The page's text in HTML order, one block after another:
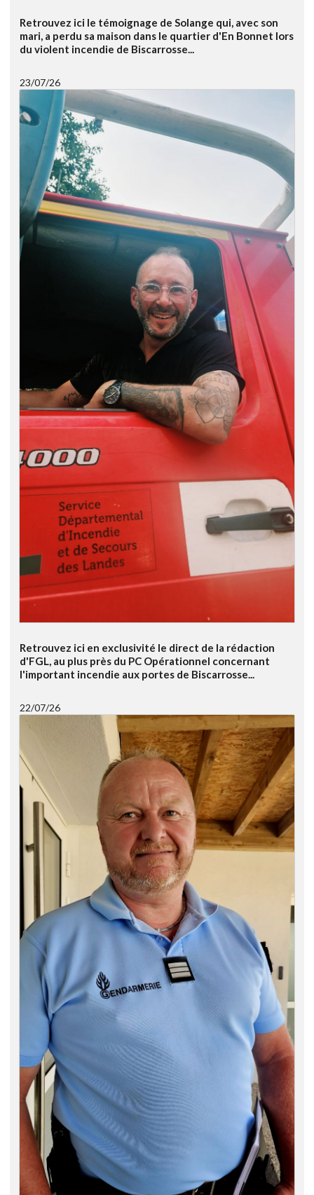
Retrouvez ici le témoignage de Solange qui, avec son
mari, a perdu sa maison dans le quartier d'En Bonnet lors
du violent incendie de Biscarrosse...
23/07/26
Retrouvez ici en exclusivité le direct de la rédaction
d'FGL, au plus près du PC Opérationnel concernant
l'important incendie aux portes de Biscarrosse...
22/07/26